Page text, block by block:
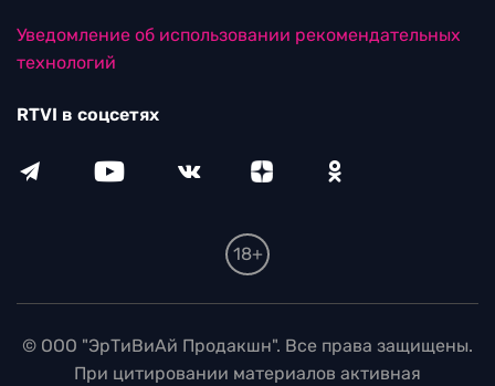
Уведомление об использовании рекомендательных
технологий
RTVI в соцсетях
18+
© ООО "ЭрТиВиАй Продакшн". Все права защищены.
При цитировании материалов активная